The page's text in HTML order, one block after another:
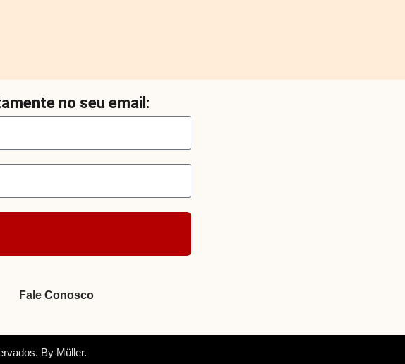
no seu email:
Fale Conosco
By Müller.